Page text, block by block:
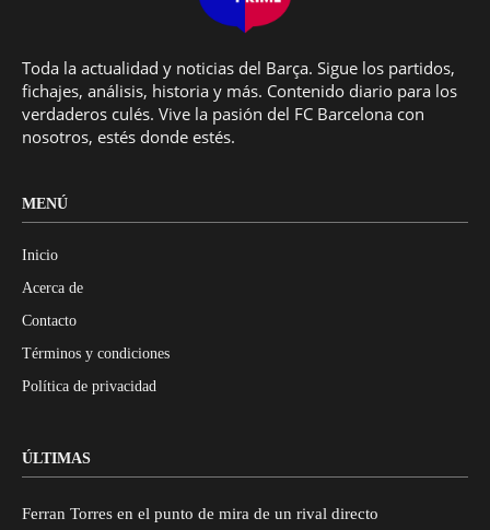
Toda la actualidad y noticias del Barça. Sigue los partidos,
fichajes, análisis, historia y más. Contenido diario para los
verdaderos culés. Vive la pasión del FC Barcelona con
nosotros, estés donde estés.
MENÚ
Inicio
Acerca de
Contacto
Términos y condiciones
Política de privacidad
ÚLTIMAS
Ferran Torres en el punto de mira de un rival directo